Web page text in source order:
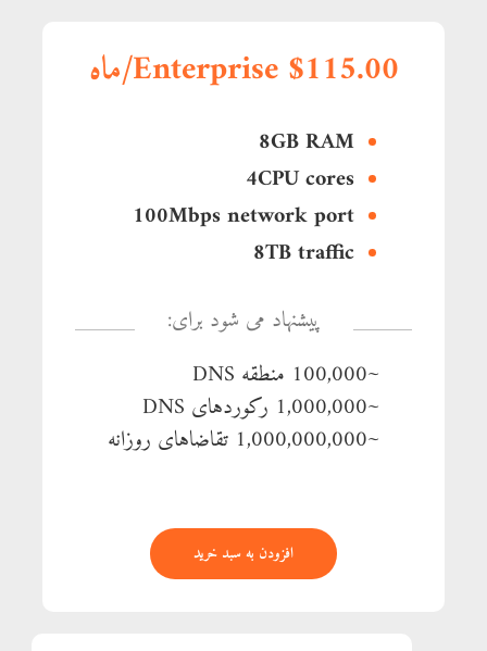
Enterprise $115.00/ماه
8GB RAM
4CPU cores
100Mbps network port
8TB traffic
پیشنهاد می شود برای:
~100,000 منطقه DNS
~1,000,000 رکوردهای DNS
~1,000,000,000 تقاضاهای روزانه
افزودن به سبد خرید